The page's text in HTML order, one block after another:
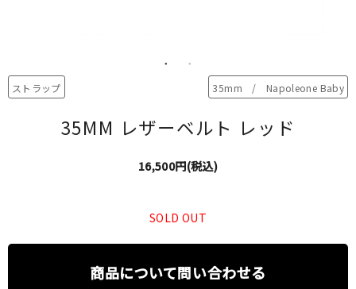
ストラップ 35mm / Napoleone Baby
35MM レザーベルト レッド
16,500円(税込)
SOLD OUT
商品について問い合わせる